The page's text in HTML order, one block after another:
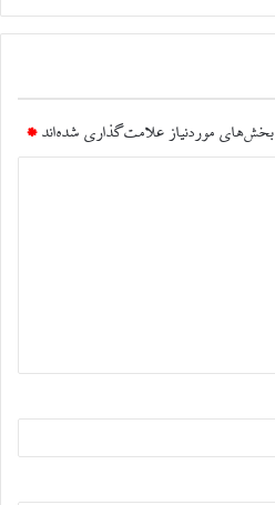
بخش‌های موردنیاز علامت‌گذاری شده‌اند *